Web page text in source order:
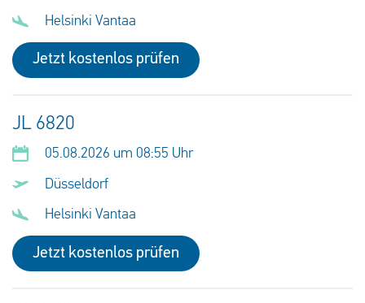
Helsinki Vantaa
Jetzt kostenlos prüfen
JL 6820
05.08.2026 um 08:55 Uhr
Düsseldorf
Helsinki Vantaa
Jetzt kostenlos prüfen